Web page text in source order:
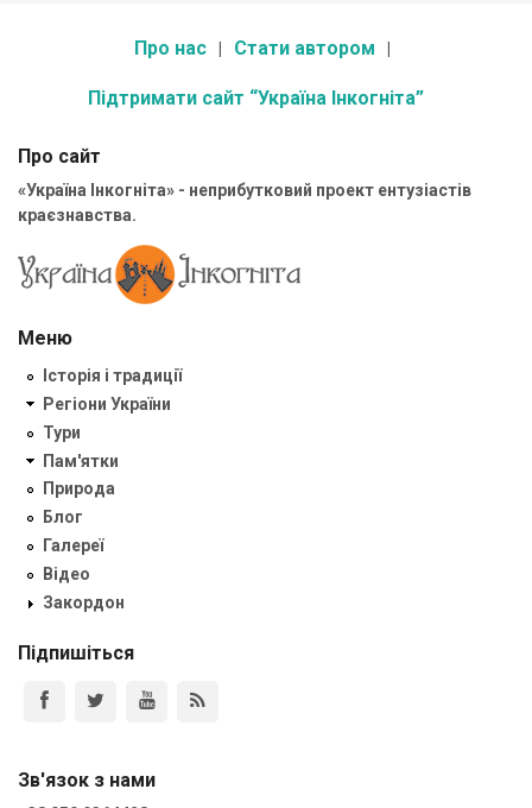
Про нас Стати автором
Підтримати сайт “Україна Інкогніта”
Про сайт
«Україна Інкогніта» - неприбутковий проект ентузіастів
краєзнавства.
Меню
Історія і традиції
Регіони України
Тури
Пам'ятки
Природа
Блог
Галереї
Відео
Закордон
Підпишіться
Зв'язок з нами